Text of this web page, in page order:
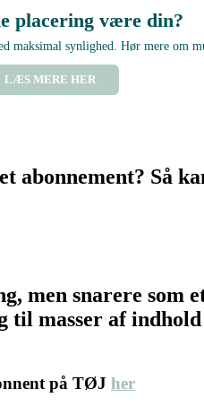
placering være din?
maksimal synlighed. Hør mere om
LÆS MERE HER
abonnement? Så
men snarere
til masser af
på TØJ her